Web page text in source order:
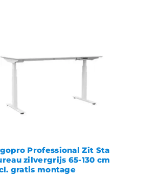
Professional Zit Sta
zilvergrijs 65-130 cm
gratis montage